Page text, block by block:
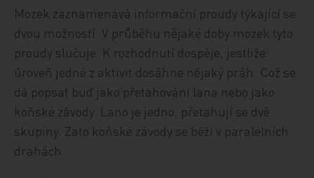
Mozek zaznamenává informační proudy týkající se
dvou možností. V průběhu nějaké doby mozek tyto
proudy slučuje. K rozhodnutí dospěje, jestliže
úroveň jedné z aktivit dosáhne nějaký práh. Což se
dá popsat buď jako přetahování lana nebo jako
koňské závody. Lano je jedno, přetahují se dvě
skupiny. Zato koňské závody se běží v paralelních
drahách.